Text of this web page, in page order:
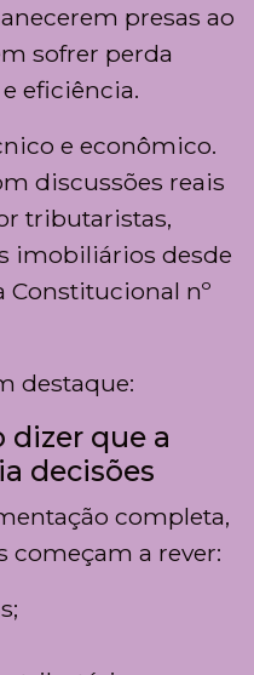
presas ao
sofrer perda
eficiência.
e econômico.
discussões reais
tributaristas,
imobiliários desde
Constitucional nº
destaque:
dizer que a
decisões
completa,
começam a rever: